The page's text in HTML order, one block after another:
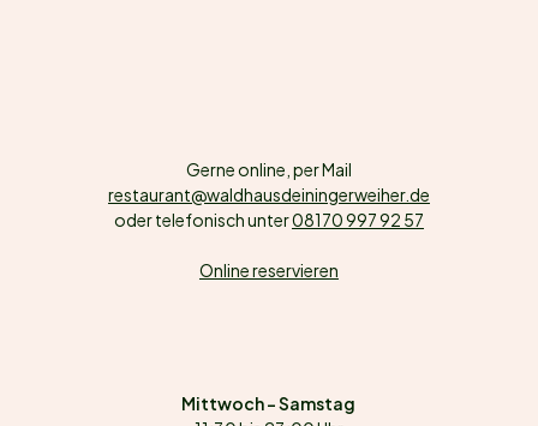
Gerne online, per Mail
restaurant@waldhausdeiningerweiher.de
oder telefonisch unter08170 997 92 57
Online reservieren
Mittwoch – Samstag